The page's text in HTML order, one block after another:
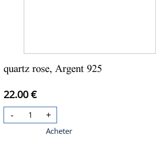
quartz rose, Argent 925
22.00 €
- +
Acheter